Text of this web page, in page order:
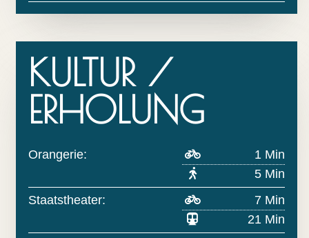
KULTUR /
ERHOLUNG
Orangerie:
1 Min
5 Min
Staatstheater:
7 Min
21 Min